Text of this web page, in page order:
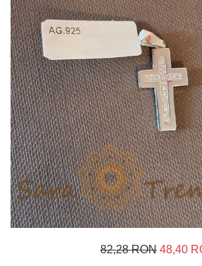
Inele
Lanturi
Bratari
Talismane
Verighete
Bijuterii din argint placate cu aur 24K
82,28 RON 48,40